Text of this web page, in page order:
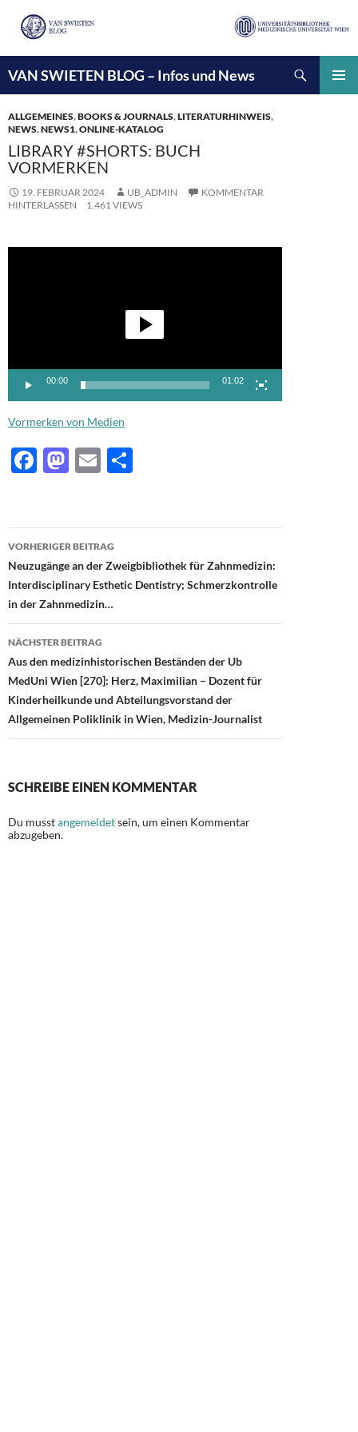
VAN SWIETEN BLOG – Infos und News
INHALT
SPRINGEN
ALLGEMEINES,BOOKS & JOURNALS,LITERATURHINWEIS,
NEWS,NEWS1,ONLINE-KATALOG
LIBRARY #SHORTS: BUCH
VORMERKEN
19. FEBRUAR 2024 UB_ADMIN
KOMMENTAR
HINTERLASSEN
1.461 VIEWS
00:00 01:02
Vormerken von Medien
F
b
o
o
k
M
d
o
n
E
n
Beitragsnavigation
VORHERIGER BEITRAG
Neuzugänge an der Zweigbibliothek für Zahnmedizin:
Interdisciplinary Esthetic Dentistry; Schmerzkontrolle
in der Zahnmedizin…
NÄCHSTER BEITRAG
Aus den medizinhistorischen Beständen der Ub
MedUni Wien [270]: Herz, Maximilian – Dozent für
Kinderheilkunde und Abteilungsvorstand der
Allgemeinen Poliklinik in Wien, Medizin-Journalist
SCHREIBE EINEN KOMMENTAR
Du musstangemeldetsein, um einen Kommentar
abzugeben.